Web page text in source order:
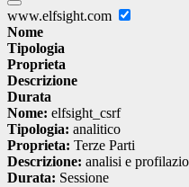
www.elfsight.com
Nome
Tipologia
Proprieta
Descrizione
Durata
Nome: elfsight_csrf
Tipologia: analitico
Proprieta: Terze Parti
Descrizione: analisi e
Durata: Sessione